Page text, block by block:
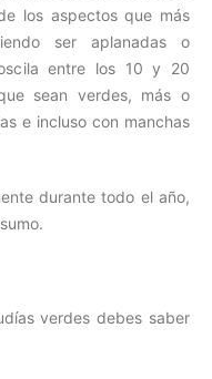
los aspectos que más
ser aplanadas o
entre los 10 y 20
sean verdes, más o
e incluso con manchas
durante todo el año,
verdes debes saber